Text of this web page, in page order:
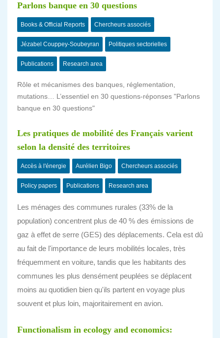
Parlons banque en 30 questions
Books & Official Reports Chercheurs associés
Jézabel Couppey-Soubeyran Politiques sectorielles
Publications Research area
Rôle et mécanismes des banques, réglementation,
mutations… L’essentiel en 30 questions-réponses "Parlons
banque en 30 questions"
Les pratiques de mobilité des Français varient
selon la densité des territoires
Accès à l'énergie Aurélien Bigo Chercheurs associés
Policy papers Publications Research area
Les ménages des communes rurales (33% de la
population) concentrent plus de 40 % des émissions de
gaz à effet de serre (GES) des déplacements. Cela est dû
au fait de l'importance de leurs mobilités locales, très
fréquemment en voiture, tandis que les habitants des
communes les plus densément peuplées se déplacent
moins au quotidien bien qu'ils partent en voyage plus
souvent et plus loin, majoritairement en avion.
Functionalism in ecology and economics: